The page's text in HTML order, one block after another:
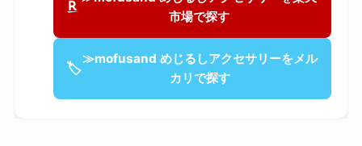
市場で探す
🏷
≫mofusand めじるしアクセサリーをメル
カリで探す